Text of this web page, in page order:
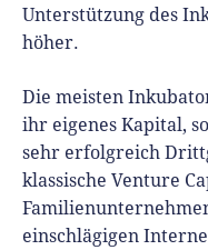
Unterstützung des
höher.
Die meisten
ihr eigenes Kapital,
sehr erfolgreich
klassische Venture
einschlägigen